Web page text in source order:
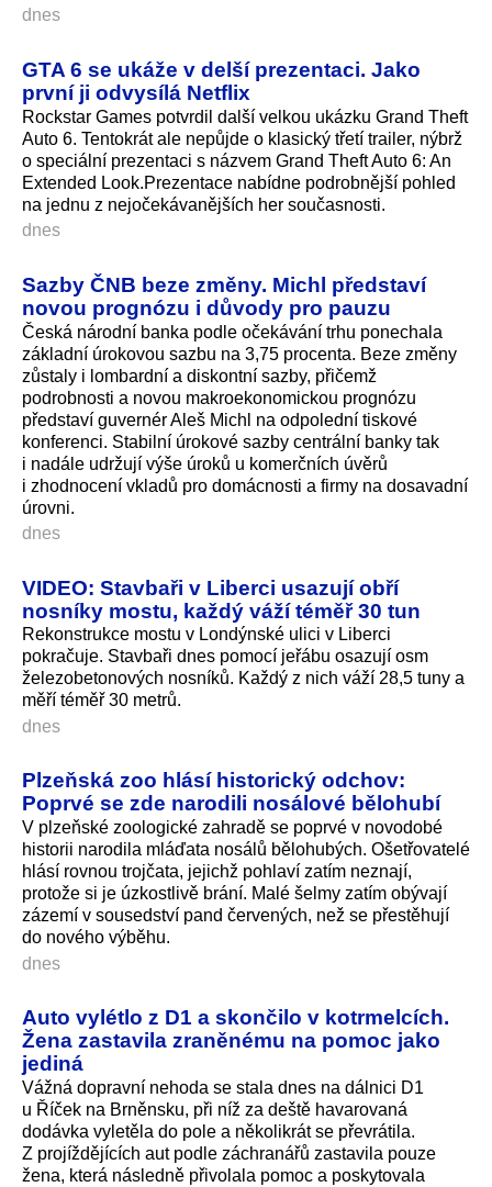
dnes
GTA 6 se ukáže v delší prezentaci. Jako
první ji odvysílá Netflix
Rockstar Games potvrdil další velkou ukázku Grand Theft
Auto 6. Tentokrát ale nepůjde o klasický třetí trailer, nýbrž
o speciální prezentaci s názvem Grand Theft Auto 6: An
Extended Look.Prezentace nabídne podrobnější pohled
na jednu z nejočekávanějších her současnosti.
dnes
Sazby ČNB beze změny. Michl představí
novou prognózu i důvody pro pauzu
Česká národní banka podle očekávání trhu ponechala
základní úrokovou sazbu na 3,75 procenta. Beze změny
zůstaly i lombardní a diskontní sazby, přičemž
podrobnosti a novou makroekonomickou prognózu
představí guvernér Aleš Michl na odpolední tiskové
konferenci. Stabilní úrokové sazby centrální banky tak
i nadále udržují výše úroků u komerčních úvěrů
i zhodnocení vkladů pro domácnosti a firmy na dosavadní
úrovni.
dnes
VIDEO: Stavbaři v Liberci usazují obří
nosníky mostu, každý váží téměř 30 tun
Rekonstrukce mostu v Londýnské ulici v Liberci
pokračuje. Stavbaři dnes pomocí jeřábu osazují osm
železobetonových nosníků. Každý z nich váží 28,5 tuny a
měří téměř 30 metrů.
dnes
Plzeňská zoo hlásí historický odchov:
Poprvé se zde narodili nosálové bělohubí
V plzeňské zoologické zahradě se poprvé v novodobé
historii narodila mláďata nosálů bělohubých. Ošetřovatelé
hlásí rovnou trojčata, jejichž pohlaví zatím neznají,
protože si je úzkostlivě brání. Malé šelmy zatím obývají
zázemí v sousedství pand červených, než se přestěhují
do nového výběhu.
dnes
Auto vylétlo z D1 a skončilo v kotrmelcích.
Žena zastavila zraněnému na pomoc jako
jediná
Vážná dopravní nehoda se stala dnes na dálnici D1
u Říček na Brněnsku, při níž za deště havarovaná
dodávka vyletěla do pole a několikrát se převrátila.
Z projíždějících aut podle záchranářů zastavila pouze
žena, která následně přivolala pomoc a poskytovala